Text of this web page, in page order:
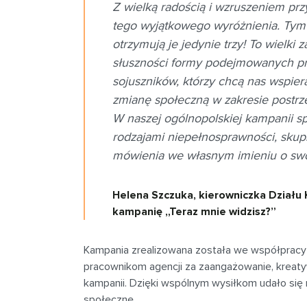
Z wielką radością i wzruszeniem
tego wyjątkowego wyróżnienia.
otrzymują je jedynie trzy! To wielki
słuszności formy podejmowanych
sojuszników, którzy chcą nas
zmianę społeczną w zakresie
W naszej ogólnopolskiej kampanii
rodzajami niepełnosprawności,
mówienia we własnym imieniu o
Helena Szczuka, kierowniczka
kampanię „Teraz mnie widzisz?”
Kampania zrealizowana została we
pracownikom agencji za zaangażowanie,
kampanii. Dzięki wspólnym wysiłkom udało